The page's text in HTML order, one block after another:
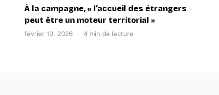
À la campagne, « l’accueil des étrangers
peut être un moteur territorial »
février 10, 2026 4 min de lecture